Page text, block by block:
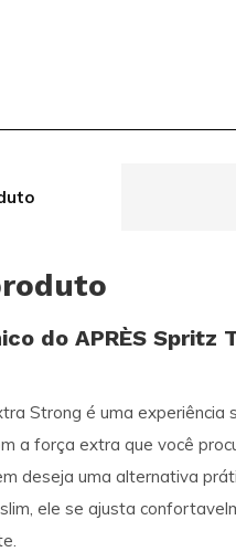
do APRÈS Spritz
Strong é uma experiência
a força extra que você
deseja uma alternativa
ele se ajusta